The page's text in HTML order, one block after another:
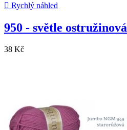
 Rychlý náhled
950 - světle ostružinová
38 Kč